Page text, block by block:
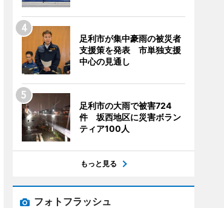
足利市が集中豪雨の被災者
支援策を発表 市単独支援
中心の見通し
足利市の大雨で被害724
件 坂西地区に災害ボラン
ティア100人
もっと見る
フォトフラッシュ